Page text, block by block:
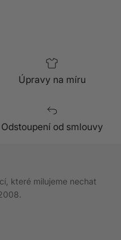
Úpravy na míru
Odstoupení od smlouvy
které milujeme nechat